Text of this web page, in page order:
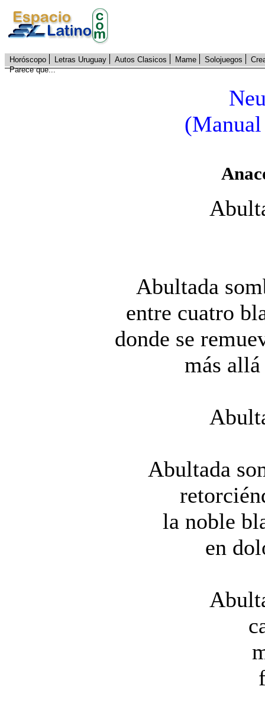
Horóscopo Letras Uruguay Autos Clasicos Mame Solojuegos
Parece que...
Abultada
entre cuatro
donde se
más
Abultada
la noble
en